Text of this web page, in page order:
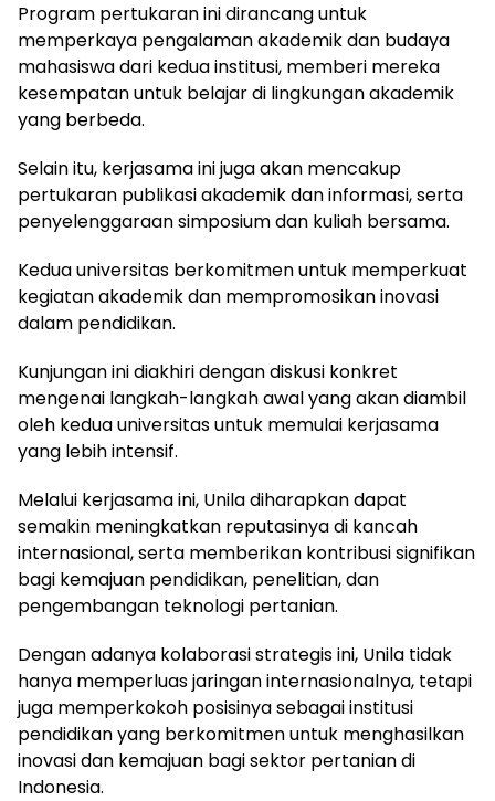
Program pertukaran ini dirancang untuk
memperkaya pengalaman akademik dan budaya
mahasiswa dari kedua institusi, memberi mereka
kesempatan untuk belajar di lingkungan akademik
yang berbeda.
Selain itu, kerjasama ini juga akan mencakup
pertukaran publikasi akademik dan informasi, serta
penyelenggaraan simposium dan kuliah bersama.
Kedua universitas berkomitmen untuk memperkuat
kegiatan akademik dan mempromosikan inovasi
dalam pendidikan.
Kunjungan ini diakhiri dengan diskusi konkret
mengenai langkah-langkah awal yang akan diambil
oleh kedua universitas untuk memulai kerjasama
yang lebih intensif.
Melalui kerjasama ini, Unila diharapkan dapat
semakin meningkatkan reputasinya di kancah
internasional, serta memberikan kontribusi signifikan
bagi kemajuan pendidikan, penelitian, dan
pengembangan teknologi pertanian.
Dengan adanya kolaborasi strategis ini, Unila tidak
hanya memperluas jaringan internasionalnya, tetapi
juga memperkokoh posisinya sebagai institusi
pendidikan yang berkomitmen untuk menghasilkan
inovasi dan kemajuan bagi sektor pertanian di
Indonesia.